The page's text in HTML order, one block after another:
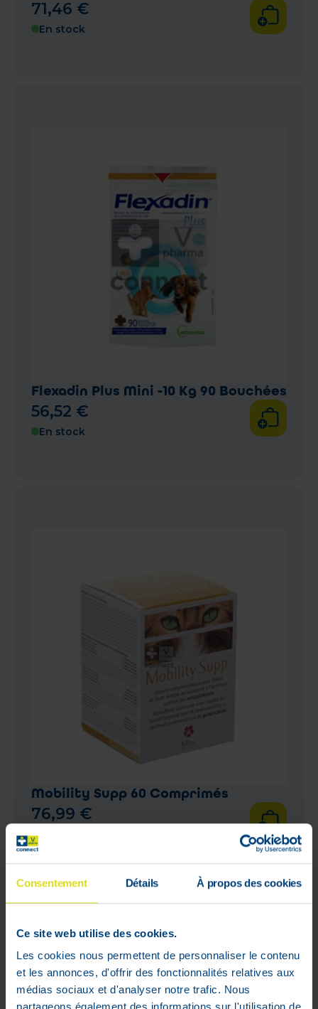
Consentement Détails À propos des cookies
Ce site web utilise des cookies.
Les cookies nous permettent de personnaliser le contenu
et les annonces, d'offrir des fonctionnalités relatives aux
médias sociaux et d'analyser notre trafic. Nous
71,46 €
En stock
Flexadin Plus Mini -10 Kg 90 Bouchées
56,52 €
En stock
Mobility Supp 60 Comprimés
76,99 €